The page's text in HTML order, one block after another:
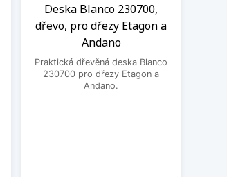
Deska Blanco 230700,
dřevo, pro dřezy Etagon a
Andano
Praktická dřevěná deska Blanco
230700 pro dřezy Etagon a
Andano.